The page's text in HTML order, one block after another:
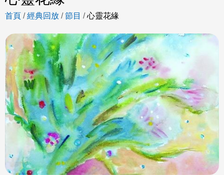
首頁 /經典回放 /節目 /心靈花緣